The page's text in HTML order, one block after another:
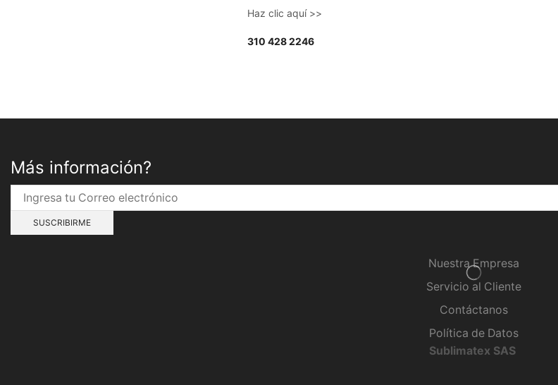
Haz clic aquí >>
310 428 2246
Más información?
Nuestra Empresa
Servicio al Cliente
Contáctanos
Política de Datos
Sublimatex SAS